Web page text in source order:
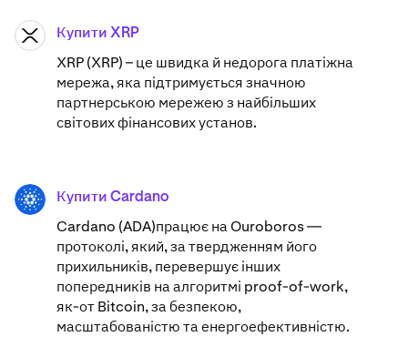
XRP Купити XRP
XRP (XRP) – це швидка й недорога платіжна
мережа, яка підтримується значною
партнерською мережею з найбільших
світових фінансових установ.
ADA Купити Cardano
Cardano (ADA)​працює на Ouroboros —
протоколі, який, за твердженням його
прихильників, перевершує інших
попередників на алгоритмі proof-of-work,
як-от Bitcoin, за безпекою,
масштабованістю та енергоефективністю.